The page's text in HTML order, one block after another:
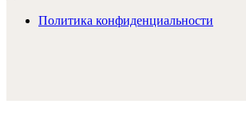
Политика конфиденциальности